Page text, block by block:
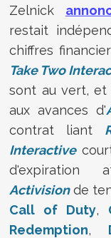
Zelnick
restait
chiffres
Take Two
sont au vert, et
aux avances d'
contrat liant
Interactive
d'expiration
Activisionde
Call of Duty,
Redemption,